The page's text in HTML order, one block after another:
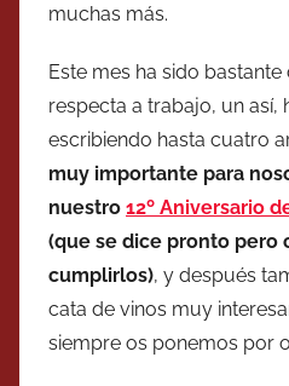
muchas más.
Este mes ha sido
respecta a trabajo, un así,
escribiendo hasta cuatro
muy importante para
nuestro 12º Aniversario
(que se dice pronto pero
cumplirlos), y después
cata de vinos muy
siempre os ponemos por